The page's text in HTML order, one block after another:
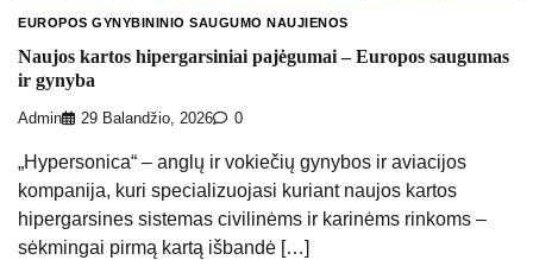
EUROPOS GYNYBININIO SAUGUMO NAUJIENOS
Naujos kartos hipergarsiniai pajėgumai – Europos saugumas
ir gynyba
Admin 29 Balandžio, 2026 0
„Hypersonica“ – anglų ir vokiečių gynybos ir aviacijos
kompanija, kuri specializuojasi kuriant naujos kartos
hipergarsines sistemas civilinėms ir karinėms rinkoms –
sėkmingai pirmą kartą išbandė […]